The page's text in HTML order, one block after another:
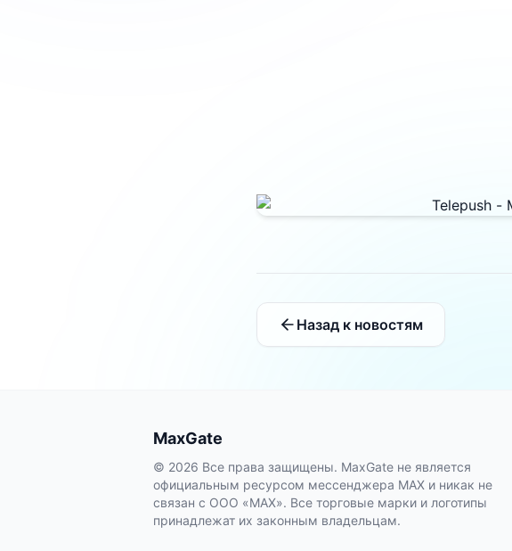
Назад к новостям
MaxGate
© 2026 Все права защищены. MaxGate не является
официальным ресурсом мессенджера MAX и никак не
связан с ООО «МАХ». Все торговые марки и логотипы
принадлежат их законным владельцам.